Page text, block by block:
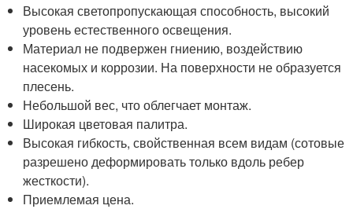
Высокая светопропускающая способность, высокий
уровень естественного освещения.
Материал не подвержен гниению, воздействию
насекомых и коррозии. На поверхности не образуется
плесень.
Небольшой вес, что облегчает монтаж.
Широкая цветовая палитра.
Высокая гибкость, свойственная всем видам (сотовые
разрешено деформировать только вдоль ребер
жесткости).
Приемлемая цена.